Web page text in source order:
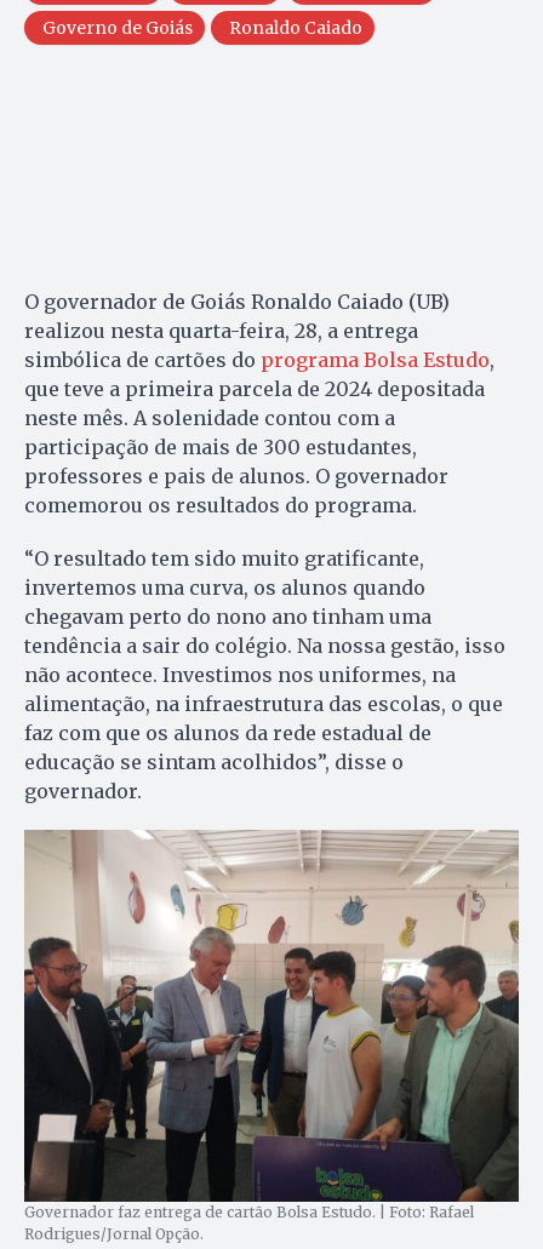
Governo de Goiás
Ronaldo Caiado
O governador de Goiás Ronaldo Caiado (UB)
realizou nesta quarta-feira, 28, a entrega
simbólica de cartões do programa Bolsa Estudo,
que teve a primeira parcela de 2024 depositada
neste mês. A solenidade contou com a
participação de mais de 300 estudantes,
professores e pais de alunos. O governador
comemorou os resultados do programa.
“O resultado tem sido muito gratificante,
invertemos uma curva, os alunos quando
chegavam perto do nono ano tinham uma
tendência a sair do colégio. Na nossa gestão, isso
não acontece. Investimos nos uniformes, na
alimentação, na infraestrutura das escolas, o que
faz com que os alunos da rede estadual de
educação se sintam acolhidos”, disse o
governador.
Governador faz entrega de cartão Bolsa Estudo. | Foto: Rafael
Rodrigues/Jornal Opção.